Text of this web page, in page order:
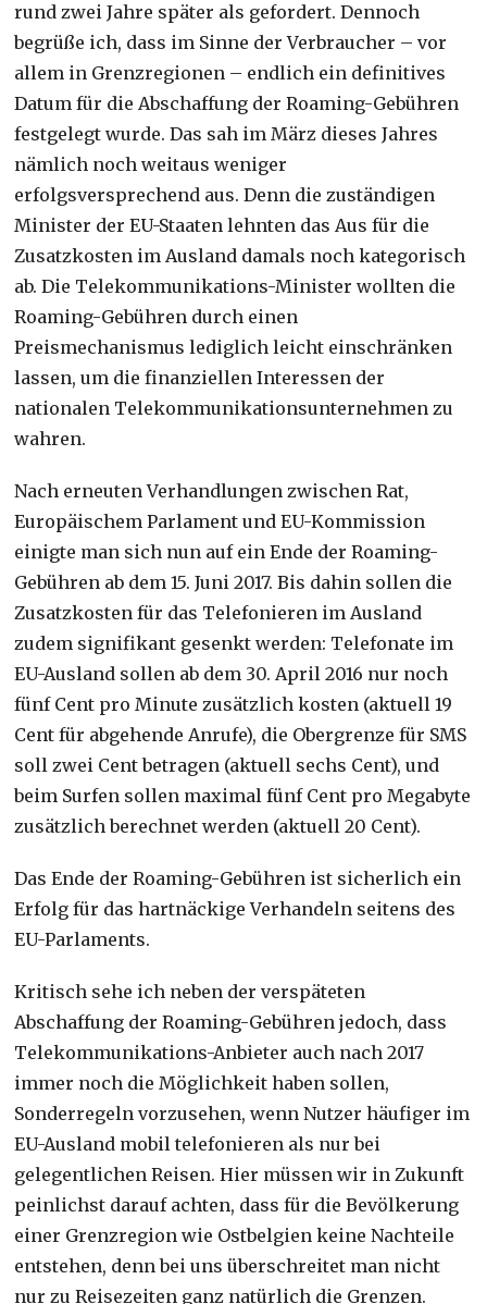
rund zwei Jahre später als gefordert. Dennoch
begrüße ich, dass im Sinne der Verbraucher – vor
allem in Grenzregionen – endlich ein definitives
Datum für die Abschaffung der Roaming-Gebühren
festgelegt wurde. Das sah im März dieses Jahres
nämlich noch weitaus weniger
erfolgsversprechend aus. Denn die zuständigen
Minister der EU-Staaten lehnten das Aus für die
Zusatzkosten im Ausland damals noch kategorisch
ab. Die Telekommunikations-Minister wollten die
Roaming-Gebühren durch einen
Preismechanismus lediglich leicht einschränken
lassen, um die finanziellen Interessen der
nationalen Telekommunikationsunternehmen zu
wahren.
Nach erneuten Verhandlungen zwischen Rat,
Europäischem Parlament und EU-Kommission
einigte man sich nun auf ein Ende der Roaming-
Gebühren ab dem 15. Juni 2017. Bis dahin sollen die
Zusatzkosten für das Telefonieren im Ausland
zudem signifikant gesenkt werden: Telefonate im
EU-Ausland sollen ab dem 30. April 2016 nur noch
fünf Cent pro Minute zusätzlich kosten (aktuell 19
Cent für abgehende Anrufe), die Obergrenze für SMS
soll zwei Cent betragen (aktuell sechs Cent), und
beim Surfen sollen maximal fünf Cent pro Megabyte
zusätzlich berechnet werden (aktuell 20 Cent).
Das Ende der Roaming-Gebühren ist sicherlich ein
Erfolg für das hartnäckige Verhandeln seitens des
EU-Parlaments.
Kritisch sehe ich neben der verspäteten
Abschaffung der Roaming-Gebühren jedoch, dass
Telekommunikations-Anbieter auch nach 2017
immer noch die Möglichkeit haben sollen,
Sonderregeln vorzusehen, wenn Nutzer häufiger im
EU-Ausland mobil telefonieren als nur bei
gelegentlichen Reisen. Hier müssen wir in Zukunft
peinlichst darauf achten, dass für die Bevölkerung
einer Grenzregion wie Ostbelgien keine Nachteile
entstehen, denn bei uns überschreitet man nicht
nur zu Reisezeiten ganz natürlich die Grenzen.